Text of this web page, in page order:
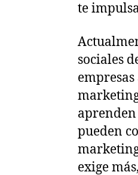
te
sociales
aprenden
pueden
exige